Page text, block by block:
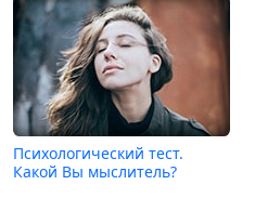
Психологический тест.
Какой Вы мыслитель?